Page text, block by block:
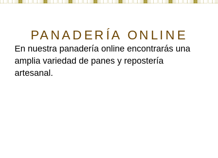
PANADERÍA ONLINE
En nuestra panadería online encontrarás una
amplia variedad de panes y repostería
artesanal.